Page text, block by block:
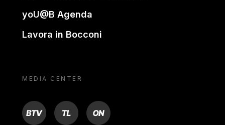
yoU@B Agenda
Lavora in Bocconi
MEDIA CENTER
BTV TL ON